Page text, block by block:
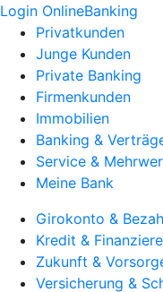
Login OnlineBanking
Privatkunden
Junge Kunden
Private Banking
Firmenkunden
Immobilien
Banking &
Service &
Meine Bank
Girokonto &
Kredit &
Zukunft &
Versicherung &